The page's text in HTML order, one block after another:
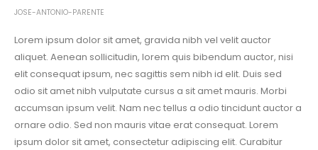
JOSE-ANTONIO-PARENTE
Lorem ipsum dolor sit amet, gravida nibh vel velit auctor
aliquet. Aenean sollicitudin, lorem quis bibendum auctor, nisi
elit consequat ipsum, nec sagittis sem nibh id elit. Duis sed
odio sit amet nibh vulputate cursus a sit amet mauris. Morbi
accumsan ipsum velit. Nam nec tellus a odio tincidunt auctor a
ornare odio. Sed non mauris vitae erat consequat. Lorem
ipsum dolor sit amet, consectetur adipiscing elit. Curabitur